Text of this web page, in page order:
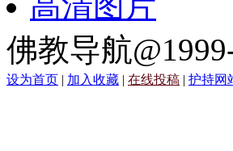
佛教导航
设为首页 | 加入收藏 | 在线投稿 | 护持网